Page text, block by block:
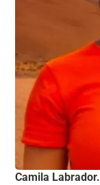
Camila Labrador.